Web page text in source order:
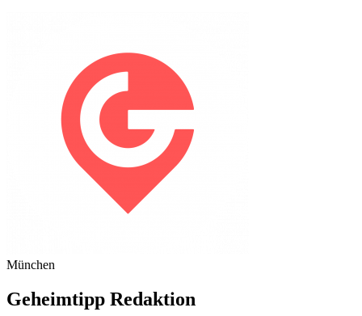
München
Geheimtipp Redaktion